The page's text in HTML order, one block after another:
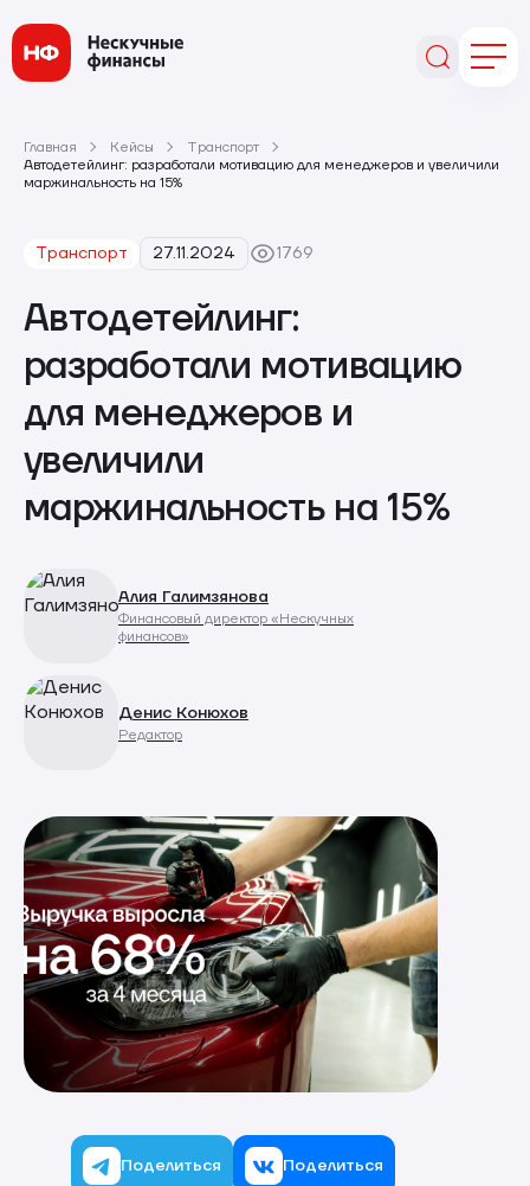
Главная Кейсы
Транспорт
Автодетейлинг: разработали мотивацию для менеджеров и увеличили
маржинальность на 15%
Транспорт 27.11.2024 1769
Автодетейлинг:
разработали мотивацию
для менеджеров и
увеличили
маржинальность на 15%
Алия Галимзянова
Финансовый директор «Нескучных
финансов»
Денис Конюхов
Редактор
Поделиться Поделиться